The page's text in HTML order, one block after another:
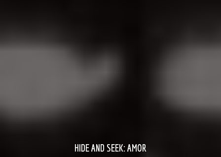
HIDE AND SEEK: AMOR